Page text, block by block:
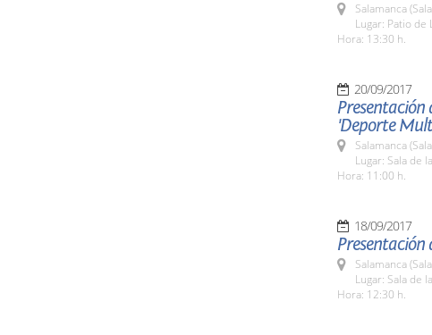
Salamanca
Lugar: Patio de
Hora: 13:30 h.
20/09/2017
'Deporte
Salamanca
Lugar: Sala de
Hora: 11:00 h.
18/09/2017
Presentación
Salamanca
Lugar: Sala de
Hora: 12:30 h.